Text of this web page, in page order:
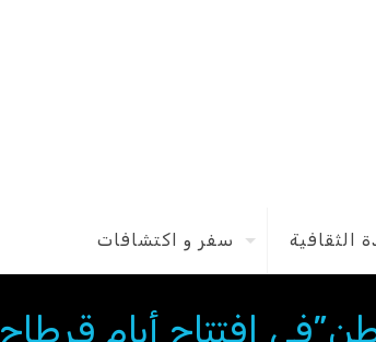
الثقافية سفر و اكتشافات
افتتاح أيام قرطاج